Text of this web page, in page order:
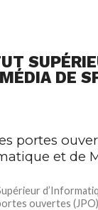
DE
portes
et de
ouvertes